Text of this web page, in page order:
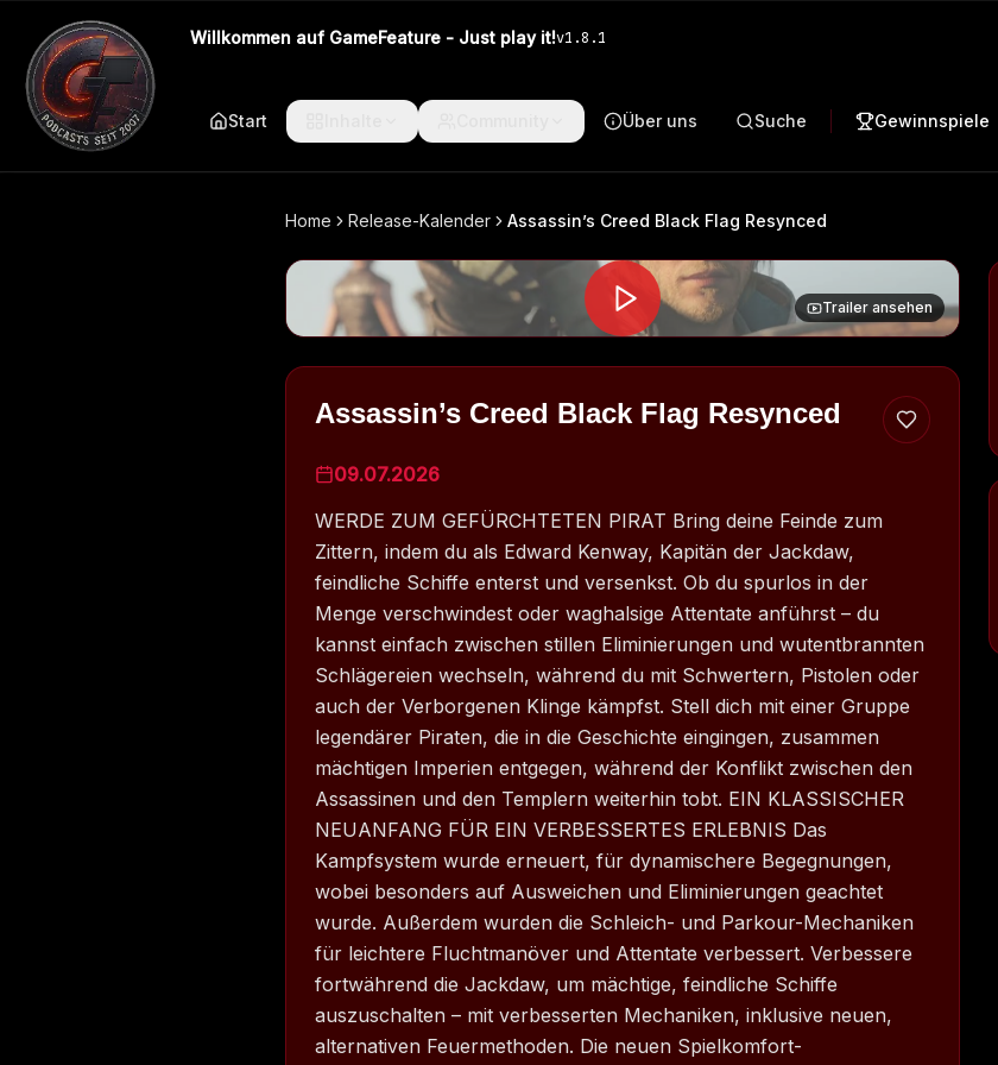
Willkommen auf GameFeature - Just play it!v1.8.1
Start Über uns Suche Gewinnspiele
Home Release-Kalender Assassin’s Creed Black Flag Resynced
Trailer ansehen
Assassin’s Creed Black Flag Resynced
09.07.2026
WERDE ZUM GEFÜRCHTETEN PIRAT Bring deine Feinde zum
Zittern, indem du als Edward Kenway, Kapitän der Jackdaw,
feindliche Schiffe enterst und versenkst. Ob du spurlos in der
Menge verschwindest oder waghalsige Attentate anführst – du
kannst einfach zwischen stillen Eliminierungen und wutentbrannten
Schlägereien wechseln, während du mit Schwertern, Pistolen oder
auch der Verborgenen Klinge kämpfst. Stell dich mit einer Gruppe
legendärer Piraten, die in die Geschichte eingingen, zusammen
mächtigen Imperien entgegen, während der Konflikt zwischen den
Assassinen und den Templern weiterhin tobt. EIN KLASSISCHER
NEUANFANG FÜR EIN VERBESSERTES ERLEBNIS Das
Kampfsystem wurde erneuert, für dynamischere Begegnungen,
wobei besonders auf Ausweichen und Eliminierungen geachtet
wurde. Außerdem wurden die Schleich- und Parkour-Mechaniken
für leichtere Fluchtmanöver und Attentate verbessert. Verbessere
fortwährend die Jackdaw, um mächtige, feindliche Schiffe
auszuschalten – mit verbesserten Mechaniken, inklusive neuen,
alternativen Feuermethoden. Die neuen Spielkomfort-